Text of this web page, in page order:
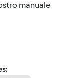
manuale